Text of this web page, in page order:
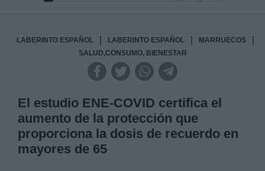
LABERINTO ESPAÑOL LABERINTO ESPAÑOL MARRUECOS
SALUD,CONSUMO, BIENESTAR
El estudio ENE-COVID certifica el
aumento de la protección que
proporciona la dosis de recuerdo en
mayores de 65
Destinatarios: